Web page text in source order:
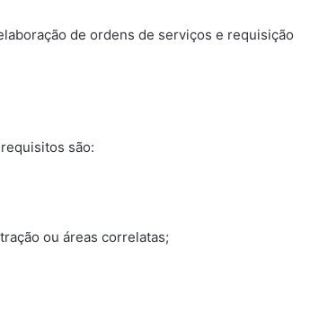
de ordens de serviços e requisição
são:
ou áreas correlatas;